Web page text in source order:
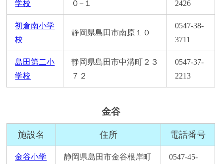
学校
０−１
2426
初倉南小学
校
静岡県島田市南原１０
0547-38-
3711
島田第二小
学校
静岡県島田市中溝町２３
７２
0547-37-
2213
金谷
施設名 住所 電話番号
金谷小学
静岡県島田市金谷根岸町
0547-45-